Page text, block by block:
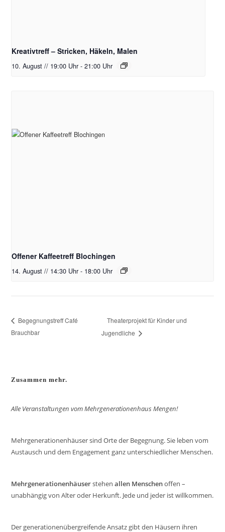
Kreativtreff – Stricken, Häkeln, Malen
10. August // 19:00 Uhr - 21:00 Uhr
Offener Kaffeetreff Blochingen
14. August // 14:30 Uhr - 18:00 Uhr
Begegnungstreff Café
Brauchbar
Theaterprojekt für Kinder und
Jugendliche
Zusammen mehr.
Alle Veranstaltungen vom Mehrgenerationenhaus Mengen!
Mehrgenerationenhäuser sind Orte der Begegnung. Sie leben vom
Austausch und dem Engagement ganz unterschiedlicher Menschen.
Mehrgenerationenhäuserstehenallen Menschenoffen –
unabhängig von Alter oder Herkunft. Jede und jeder ist willkommen.
Der generationenübergreifende Ansatz gibt den Häusern ihren